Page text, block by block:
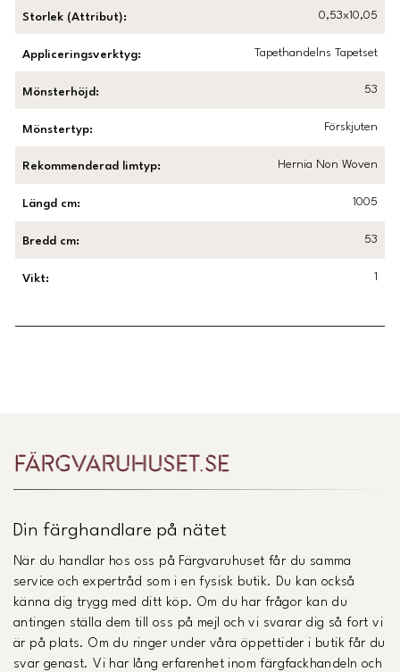
Storlek (Attribut): 0,53x10,05
Appliceringsverktyg: Tapethandelns Tapetset
Mönsterhöjd : 53
Mönstertyp: Förskjuten
Rekommenderad limtyp: Hernia Non Woven
Längd cm: 1005
Bredd cm: 53
Vikt: 1
Din färghandlare på nätet
När du handlar hos oss på Färgvaruhuset får du samma
service och expertråd som i en fysisk butik. Du kan också
känna dig trygg med ditt köp. Om du har frågor kan du
antingen ställa dem till oss på mejl och vi svarar dig så fort vi
är på plats. Om du ringer under våra öppettider i butik får du
svar genast. Vi har lång erfarenhet inom färgfackhandeln och